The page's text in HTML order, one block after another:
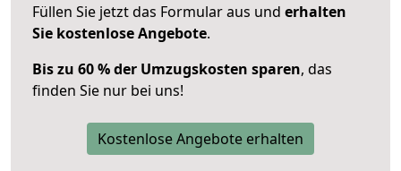
Füllen Sie jetzt das Formular aus und erhalten
Sie kostenlose Angebote.
Bis zu 60 % der Umzugskosten sparen, das
finden Sie nur bei uns!
Kostenlose Angebote erhalten